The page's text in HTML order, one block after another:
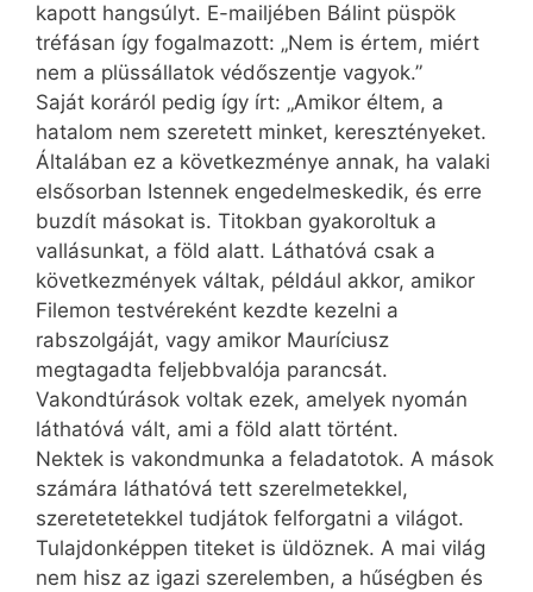
kapott hangsúlyt. E-mailjében Bálint püspök
tréfásan így fogalmazott: „Nem is értem, miért
nem a plüssállatok védőszentje vagyok.”
Saját koráról pedig így írt: „Amikor éltem, a
hatalom nem szeretett minket, keresztényeket.
Általában ez a következménye annak, ha valaki
elsősorban Istennek engedelmeskedik, és erre
buzdít másokat is. Titokban gyakoroltuk a
vallásunkat, a föld alatt. Láthatóvá csak a
következmények váltak, például akkor, amikor
Filemon testvéreként kezdte kezelni a
rabszolgáját, vagy amikor Mauríciusz
megtagadta feljebbvalója parancsát.
Vakondtúrások voltak ezek, amelyek nyomán
láthatóvá vált, ami a föld alatt történt.
Nektek is vakondmunka a feladatotok. A mások
számára láthatóvá tett szerelmetekkel,
szeretetetekkel tudjátok felforgatni a világot.
Tulajdonképpen titeket is üldöznek. A mai világ
nem hisz az igazi szerelemben, a hűségben és